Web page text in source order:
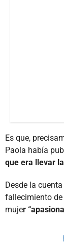
Es que,
Paola había
que era llevar
Desde la
fallecimiento
mujer